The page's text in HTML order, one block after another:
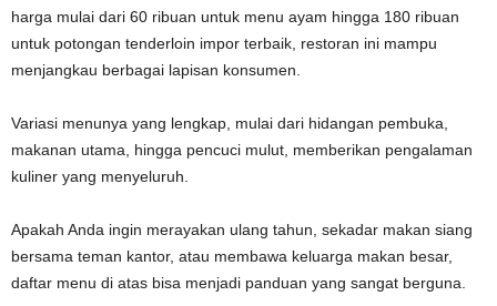
harga mulai dari 60 ribuan untuk menu ayam hingga 180 ribuan
untuk potongan tenderloin impor terbaik, restoran ini mampu
menjangkau berbagai lapisan konsumen.
Variasi menunya yang lengkap, mulai dari hidangan pembuka,
makanan utama, hingga pencuci mulut, memberikan pengalaman
kuliner yang menyeluruh.
Apakah Anda ingin merayakan ulang tahun, sekadar makan siang
bersama teman kantor, atau membawa keluarga makan besar,
daftar menu di atas bisa menjadi panduan yang sangat berguna.